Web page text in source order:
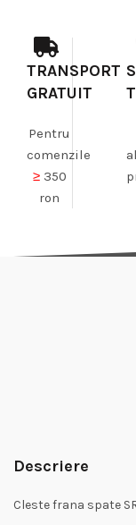
TRANSPORT
GRATUIT
Pentru
comenzile
≥350
ron
Descriere
Cleste frana spate